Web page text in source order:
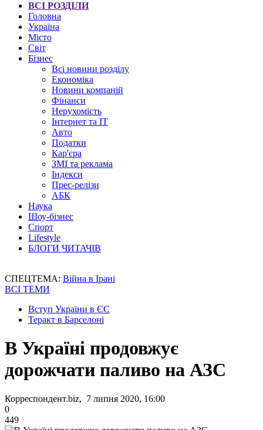
ВСІ РОЗДІЛИ
Головна
Україна
Місто
Світ
Бізнес
Всі новини розділу
Економіка
Новини компаній
Фінанси
Нерухомість
Інтернет та IT
Авто
Податки
Кар'єра
ЗМІ та реклама
Індекси
Прес-релізи
АБК
Наука
Шоу-бізнес
Спорт
Lifestyle
БЛОГИ ЧИТАЧІВ
СПЕЦТЕМА: Війна в Ірані
ВСІ ТЕМИ
Вступ України в ЄС
Теракт в Барселоні
В Україні продовжує
дорожчати паливо на АЗС
Корреспондент.biz, 7 липня 2020, 16:00
0
449